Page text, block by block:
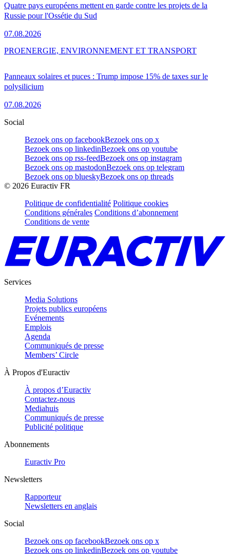
Quatre pays européens mettent en garde contre les projets de la
Russie pour l'Ossétie du Sud
07.08.2026
Panneaux solaires et puces : Trump impose 15% de taxes sur le
polysilicium
07.08.2026
PROENERGIE, ENVIRONNEMENT ET TRANSPORT
Social
Bezoek ons op facebookBezoek ons op x
Bezoek ons op linkedinBezoek ons op youtube
Bezoek ons op rss-feedBezoek ons op instagram
Bezoek ons op mastodonBezoek ons op telegram
Bezoek ons op blueskyBezoek ons op threads
© 2026 Euractiv FR
Politique de confidentialité Politique cookies
Conditions générales Conditions d’abonnement
Conditions de vente
Services
Media Solutions
Projets publics européens
Evénements
Emplois
Agenda
Communiqués de presse
Members’ Circle
À Propos d'Euractiv
À propos d’Euractiv
Contactez-nous
Mediahuis
Communiqués de presse
Publicité politique
Abonnements
Euractiv Pro
Newsletters
Rapporteur
Newsletters en anglais
Social
Bezoek ons op facebookBezoek ons op x
Bezoek ons op linkedinBezoek ons op youtube